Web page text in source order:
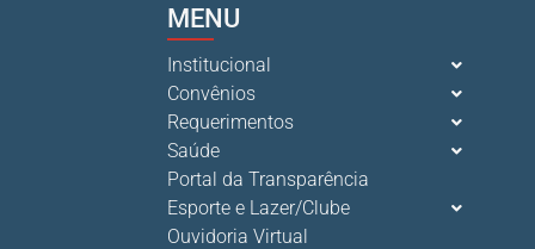
MENU
Institucional
Convênios
Requerimentos
Saúde
Portal da Transparência
Esporte e Lazer/Clube
Ouvidoria Virtual